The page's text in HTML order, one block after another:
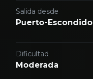
Salida desde
Puerto-Escondido
Dificultad
Moderada